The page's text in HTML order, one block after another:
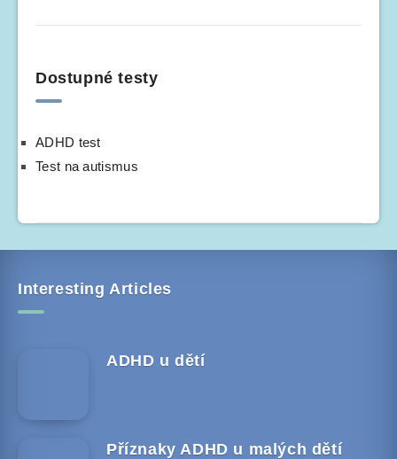
Dostupné testy
ADHD test
Test na autismus
Interesting Articles
ADHD u dětí
Příznaky ADHD u malých dětí